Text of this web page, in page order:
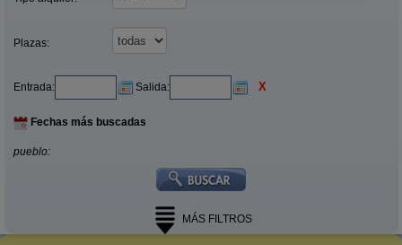
Plazas:
Entrada: Salida: X
Fechas más buscadas
pueblo:
MÁS FILTROS